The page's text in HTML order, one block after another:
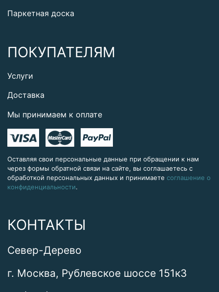
Паркетная доска
ПОКУПАТЕЛЯМ
Услуги
Доставка
Мы принимаем к оплате
Оставляя свои персональные данные при обращении к нам
через формы обратной связи на сайте, вы соглашаетесь с
обработкой персональных данных и принимаете соглашение о
конфиденциальности.
КОНТАКТЫ
Север-Дерево
г. Москва, Рублевское шоссе 151к3